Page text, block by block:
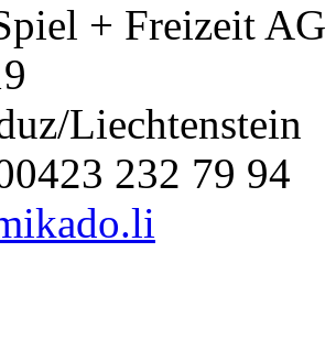
+ Freizeit AG
Liechtenstein
232 79 94